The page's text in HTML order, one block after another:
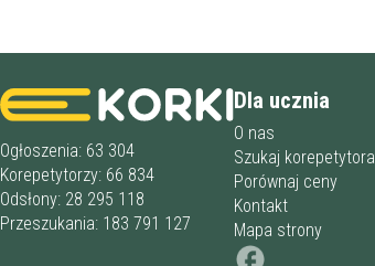
Ogłoszenia: 63 304
Korepetytorzy: 66 834
Odsłony: 28 295 118
Przeszukania: 183 791 127
Dla ucznia
O nas
Szukaj korepetytora
Porównaj ceny
Kontakt
Mapa strony